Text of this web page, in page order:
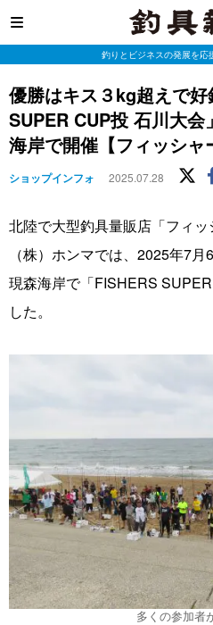
釣りとビジネスの発展を応
優勝はキス３kg超えで
SUPER CUP投 石川大
海岸で開催【フィッシャ
ショップインフォ 2025.07.28
北陸で大型釣具量販店「フィ
（株）ホンマでは、2025年7
現森海岸で「FISHERS
した。
多くの参加者